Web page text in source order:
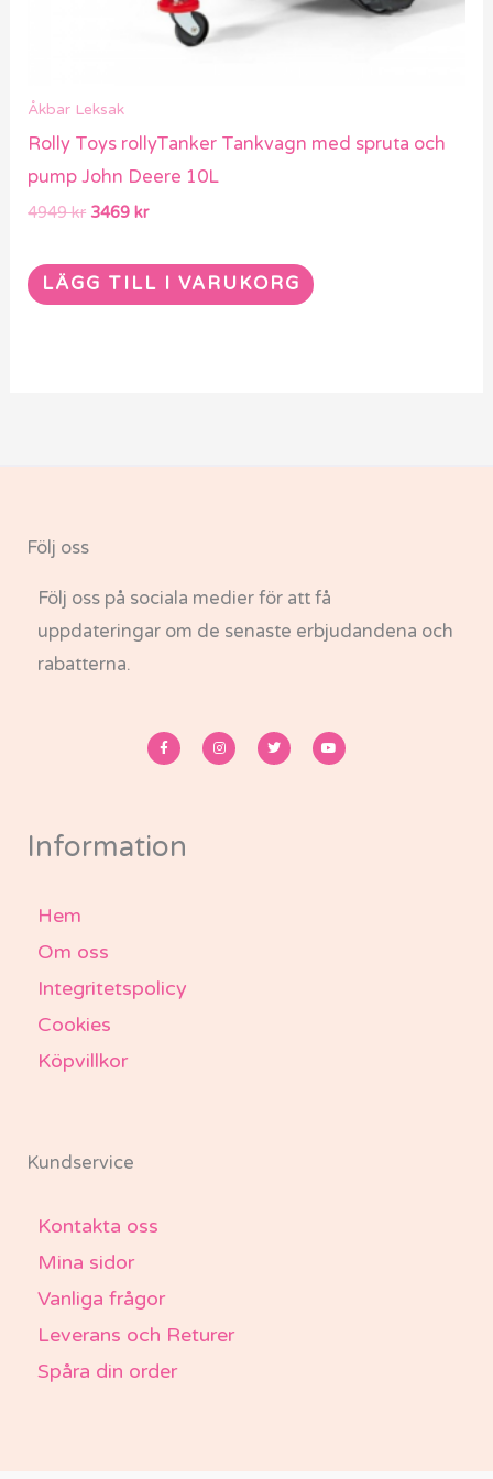
Åkbar Leksak
Rolly Toys rollyTanker Tankvagn med spruta och
pump John Deere 10L
4949kr 3469kr
LÄGG TILL I VARUKORG
Följ oss
Följ oss på sociala medier för att få
uppdateringar om de senaste erbjudandena och
rabatterna.
a
c
e
f
n
s
t
w
i
t
o
u
t
Information
Hem
Om oss
Integritetspolicy
Cookies
Köpvillkor
Kundservice
Kontakta oss
Mina sidor
Vanliga frågor
Leverans och Returer
Spåra din order